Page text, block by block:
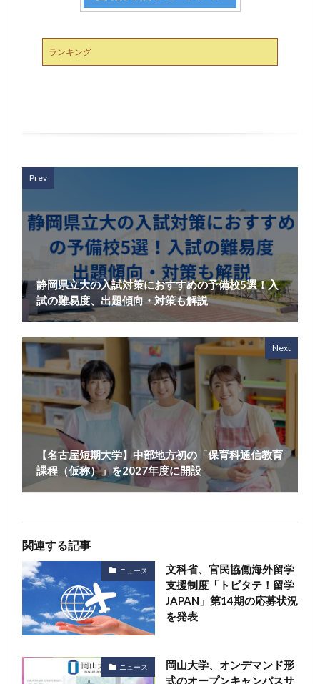
ランキング
Prev
静岡県立大の入試対策におすすめの予備校5選！入
試の難易度、出題傾向・対策も解説
Next
【名古屋短期大学】中部地方初の「保育科通信教育
課程（仮称）」を2027年度に開設
関連する記事
ニュース
文科省、官民協働海外留学
支援制度「トビタテ！留学
JAPAN」第14期の応募状況
を発表
ニュース
岡山大学、オンデマンド形
式のオープンキャンパスサ